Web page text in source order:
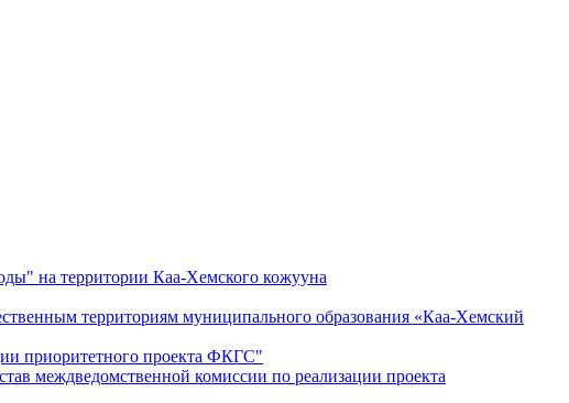
на территории Каа-Хемского кожууна
территориям муниципального образования «Каа-Хемский
приоритетного проекта ФКГС"
междведомственной комиссии по реализации проекта